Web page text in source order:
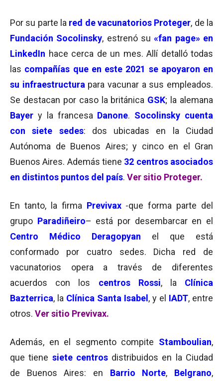
Por su parte la red de vacunatorios Proteger, de la
Fundación Socolinsky, estrenó su«fan page» en
LinkedIn hace cerca de un mes. Allí detalló todas
las compañías que en este 2021 se apoyaron en
su infraestructura para vacunar a sus empleados.
Se destacan por caso la británica GSK; la alemana
Bayer y la francesa Danone. Socolinsky cuenta
con siete sedes: dos ubicadas en la Ciudad
Autónoma de Buenos Aires; y cinco en el Gran
Buenos Aires. Además tiene 32 centros asociados
en distintos puntos del país. Ver sitio Proteger.
En tanto, la firma Previvax -que forma parte del
grupo Paradiñeiro– está por desembarcar en el
Centro Médico Deragopyan el que está
conformado por cuatro sedes. Dicha red de
vacunatorios opera a través de diferentes
acuerdos con los centros Rossi, la Clínica
Bazterrica, la Clínica Santa Isabel , y el IADT, entre
otros. Ver sitio Previvax.
Además, en el segmento compite Stamboulian,
que tiene siete centros distribuidos en la Ciudad
de Buenos Aires: en Barrio Norte, Belgrano,